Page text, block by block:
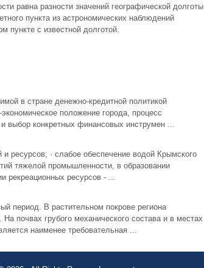
равна разности значений географической долготы
пункта из астрономических наблюдений
пункте с известной долготой.
в стране денежно-кредитной политикой
положение города, процесс
выбор конкретных финансовых инструмен ...
ресурсов; · слабое обеспечение водой Крымского
тяжелой промышленности, в образовании
рекреационных ресурсов - ...
период. В растительном покрове региона
почвах грубого механического состава и в местах
наименее требовательная ...